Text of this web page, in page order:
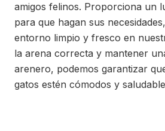
amigos felinos. Proporciona un
para que hagan sus
entorno limpio y fresco en
la arena correcta y mantener
arenero, podemos garantizar
gatos estén cómodos y